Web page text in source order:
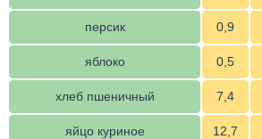
персик 0,9
яблоко 0,5
хлеб пшеничный 7,4
яйцо куриное 12,7